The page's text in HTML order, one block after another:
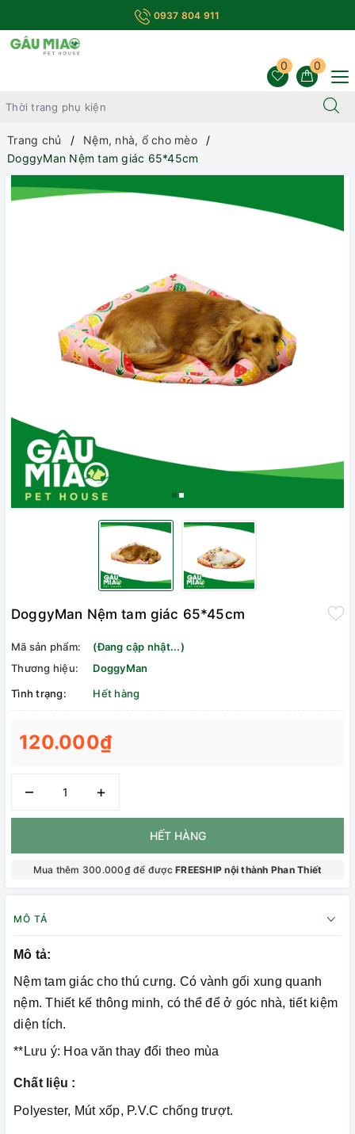
0937 804 911
0
0
Trang chủ
Nệm, nhà, ổ cho mèo
DoggyMan Nệm tam giác 65*45cm
DoggyMan Nệm tam giác 65*45cm
Mã sản phẩm:
(Đang cập nhật...)
Thương hiệu:
DoggyMan
Tình trạng:
Hết hàng
120.000₫
– +
HẾT HÀNG
Mua thêm 300.000₫ để đượcFREESHIP nội thành Phan Thiết
MÔ TẢ
Mô tả:
Nệm tam giác cho thú cưng. Có vành gối xung quanh
nệm. Thiết kế thông minh, có thể để ở góc nhà, tiết kiệm
diện tích.
**Lưu ý: Hoa văn thay đổi theo mùa
Chất liệu :
Polyester, Mút xốp, P.V.C chống trượt.